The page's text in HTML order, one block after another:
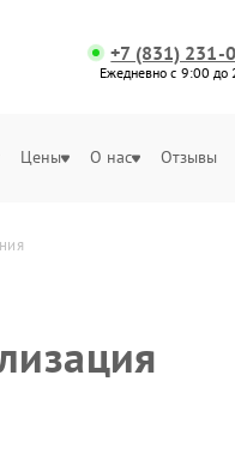
+7 (831) 231-
Ежедневно с 9:00 до
Цены О нас Отзывы